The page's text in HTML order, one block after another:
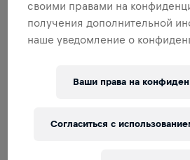
ИСТОРИЯ
07 мая
своими правами на
получения дополнительной
наше уведомление о
Ваши права на
Согласиться с